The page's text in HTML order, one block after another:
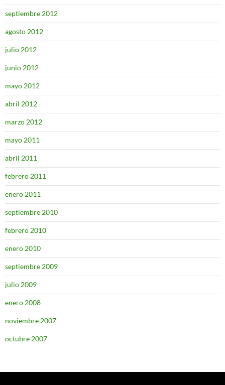
septiembre 2012
agosto 2012
julio 2012
junio 2012
mayo 2012
abril 2012
marzo 2012
mayo 2011
abril 2011
febrero 2011
enero 2011
septiembre 2010
febrero 2010
enero 2010
septiembre 2009
julio 2009
enero 2008
noviembre 2007
octubre 2007